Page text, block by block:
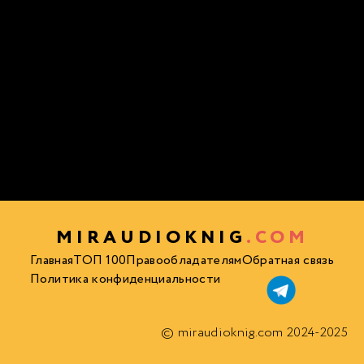
MIRAUDIOKNIG .COM
ГлавнаяТОП 100ПравообладателямОбратная связь
Политика конфиденциальности
© miraudioknig.com 2024-2025